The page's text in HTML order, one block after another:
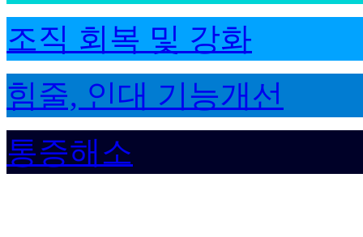
조직 회복 및 강화
힘줄, 인대 기능개선
통증해소